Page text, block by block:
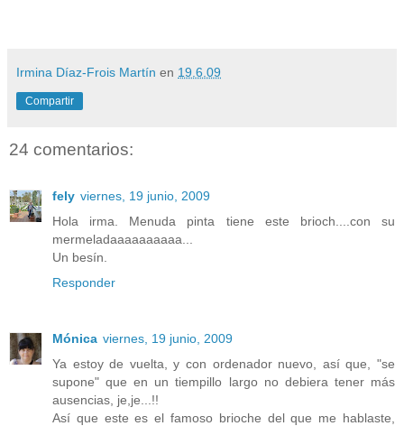
Irmina Díaz-Frois Martín en 19.6.09
Compartir
24 comentarios:
fely viernes, 19 junio, 2009
Hola irma. Menuda pinta tiene este brioch....con su
mermeladaaaaaaaaaa...
Un besín.
Responder
Mónica viernes, 19 junio, 2009
Ya estoy de vuelta, y con ordenador nuevo, así que, "se
supone" que en un tiempillo largo no debiera tener más
ausencias, je,je...!!
Así que este es el famoso brioche del que me hablaste,